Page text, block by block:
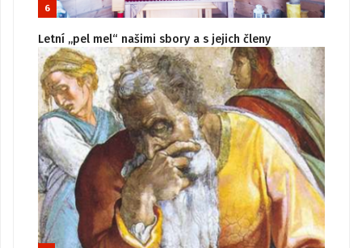
6
Letní „pel mel“ našimi sbory a s jejich členy